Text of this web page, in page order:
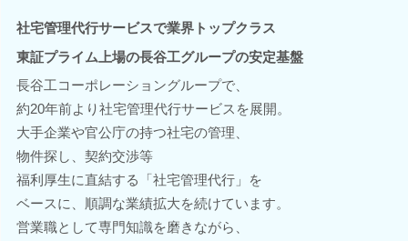
社宅管理代行サービスで業界トップクラス
東証プライム上場の長谷工グループの安定基盤
長谷工コーポレーショングループで、
約20年前より社宅管理代行サービスを展開。
大手企業や官公庁の持つ社宅の管理、
物件探し、契約交渉等
福利厚生に直結する「社宅管理代行」を
ベースに、順調な業績拡大を続けています。
営業職として専門知識を磨きながら、